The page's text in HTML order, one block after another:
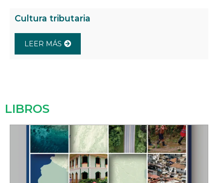
Cultura tributaria
LEER MÁS
LIBROS